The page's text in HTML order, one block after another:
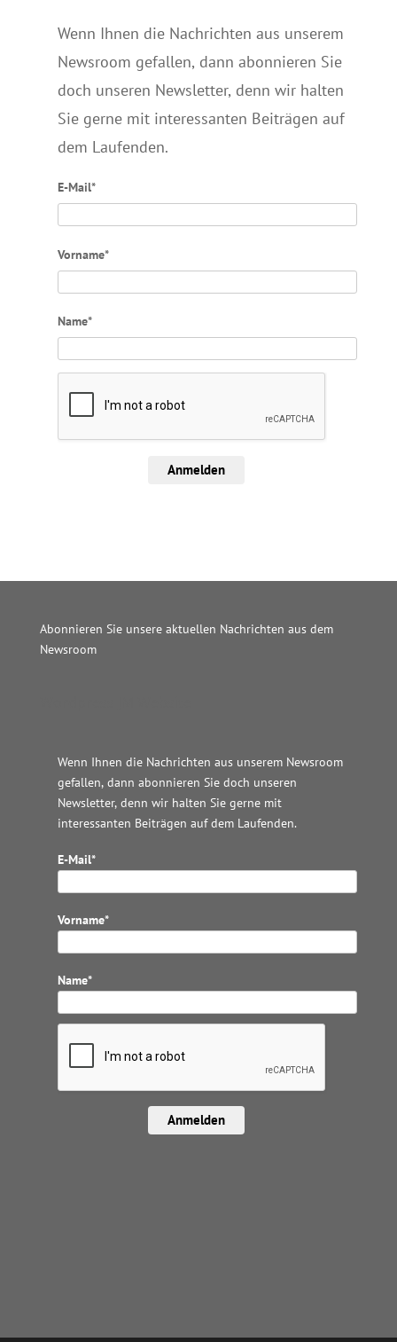
Wenn Ihnen die Nachrichten aus unserem
Newsroom gefallen, dann abonnieren Sie
doch unseren Newsletter, denn wir halten
Sie gerne mit interessanten Beiträgen auf
dem Laufenden.
E-Mail*
Vorname*
Name*
Anmelden
Abonnieren Sie unsere aktuellen Nachrichten aus dem
Newsroom
Wenn Ihnen die Nachrichten aus unserem Newsroom
gefallen, dann abonnieren Sie doch unseren
Newsletter, denn wir halten Sie gerne mit
interessanten Beiträgen auf dem Laufenden.
E-Mail*
Vorname*
Name*
Anmelden